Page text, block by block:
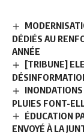
DÉDIÉS AU
ANNÉE
[TRIBUNE]
PLUIES FONT-
ÉDUCATION
ENVOYÉ À LA